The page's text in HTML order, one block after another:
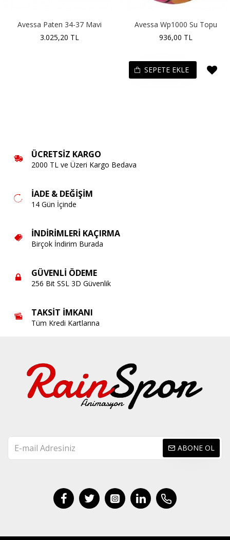
Avessa Paten 34-37 Mavi
3.025,20 TL
Avessa Wp1000 Su Topu
936,00 TL
SEPETE EKLE
ÜCRETSIZ KARGO
2000 TL ve Üzeri Kargo Bedava
İADE & DEĞIŞIM
14 Gün İçinde
İNDIRIMLERI KAÇIRMA
Birçok İndirim Burada
GÜVENLI ÖDEME
256 Bit SSL 3D Güvenlik
TAKSIT İMKANI
Tüm Kredi Kartlarına
ABONE OL